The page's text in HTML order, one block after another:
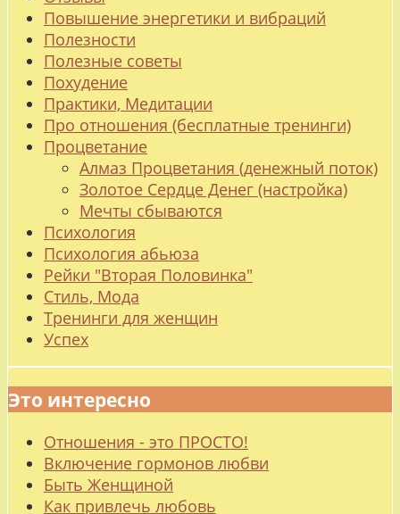
Повышение энергетики и вибраций
Полезности
Полезные советы
Похудение
Практики, Медитации
Про отношения (бесплатные тренинги)
Процветание
Алмаз Процветания (денежный поток)
Золотое Сердце Денег (настройка)
Мечты сбываются
Психология
Психология абьюза
Рейки "Вторая Половинка"
Стиль, Мода
Тренинги для женщин
Успех
Это интересно
Отношения - это ПРОСТО!
Включение гормонов любви
Быть Женщиной
Как привлечь любовь